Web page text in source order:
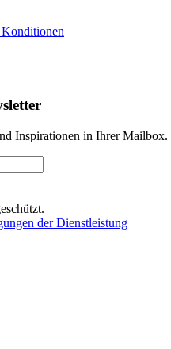
Inspirationen in Ihrer Mailbox.
der Dienstleistung